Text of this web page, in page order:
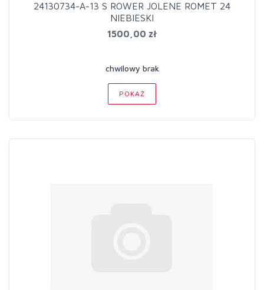
24130734-A-13 S ROWER JOLENE ROMET 24
NIEBIESKI
1500,00 zł
chwilowy brak
POKAŻ